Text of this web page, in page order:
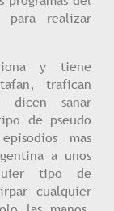
para realizar
y tiene
trafican
dicen sanar
de pseudo
mas
a unos
tipo de
cualquier